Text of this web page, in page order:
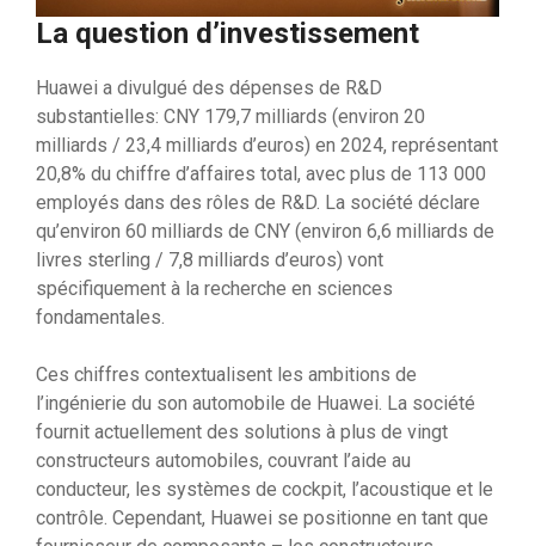
La question d’investissement
Huawei a divulgué des dépenses de R&D
substantielles: CNY 179,7 milliards (environ 20
milliards / 23,4 milliards d’euros) en 2024, représentant
20,8% du chiffre d’affaires total, avec plus de 113 000
employés dans des rôles de R&D. La société déclare
qu’environ 60 milliards de CNY (environ 6,6 milliards de
livres sterling / 7,8 milliards d’euros) vont
spécifiquement à la recherche en sciences
fondamentales.
Ces chiffres contextualisent les ambitions de
l’ingénierie du son automobile de Huawei. La société
fournit actuellement des solutions à plus de vingt
constructeurs automobiles, couvrant l’aide au
conducteur, les systèmes de cockpit, l’acoustique et le
contrôle. Cependant, Huawei se positionne en tant que